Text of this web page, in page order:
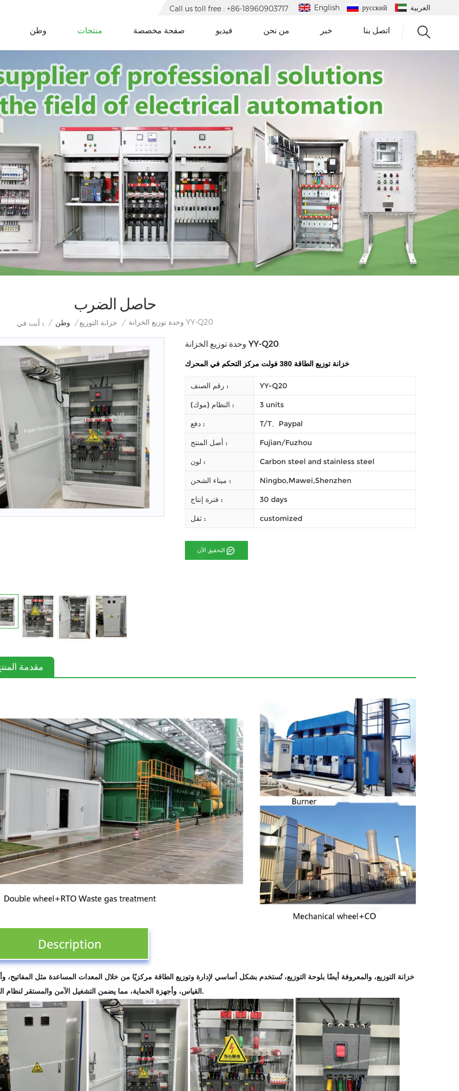
English русский العربية Call us toll free : +86-18960903717
وطن منتجات صفحة مخصصة فيديو من نحن خبر اتصل بنا
حاصل الضرب
أنت في : / وطن / خزانة التوزيع / وحدة توزيع الخزانة YY-Q20
وحدة توزيع الخزانة YY-Q20
خزانة توزيع الطاقة 380 فولت مركز التحكم في المحرك
رقم الصنف : YY-Q20
النظام (موك) : 3 units
دفع : T/T、Paypal
أصل المنتج : Fujian/Fuzhou
لون : Carbon steel and stainless steel
ميناء الشحن : Ningbo,Mawei,Shenzhen
فترة إنتاج : 30 days
ثقل : customized
التحقيق الآن
مقدمة
خزانة التوزيع، والمعروفة أيضًا بلوحة التوزيع، تُستخدم بشكل أساسي لإدارة وتوزيع الطاقة مركزيًا من خلال المعدات المساعدة مثل المفاتيح،
القياس، وأجهزة الحماية، مما يضمن التشغيل الآمن والمستقر لنظام الطاقة.